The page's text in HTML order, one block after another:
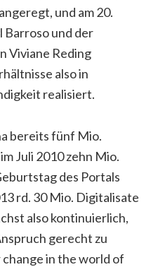
und am 20.
Barroso und der
Viviane Reding
also in
realisiert.
bereits fünf Mio.
Juli 2010 zehn Mio.
des Portals
rd. 30 Mio. Digitalisate
also kontinuierlich,
gerecht zu
in the world of